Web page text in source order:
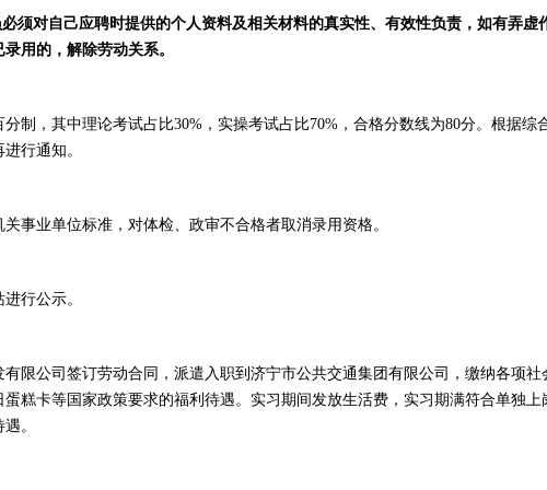
须对自己应聘时提供的个人资料及相关材料的真实性、有效性负责，如有弄虚
用的，解除劳动关系。
制，其中理论考试占比30%，实操考试占比70%，合格分数线为80分。根据综
行通知。
事业单位标准，对体检、政审不合格者取消录用资格。
行公示。
限公司签订劳动合同，派遣入职到济宁市公共交通集团有限公司，缴纳各项社
糕卡等国家政策要求的福利待遇。实习期间发放生活费，实习期满符合单独上
。